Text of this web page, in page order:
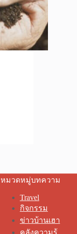
หมวดหมู่บทความ
Travel
กิจกรรม
ข่าวบ้านเฮา